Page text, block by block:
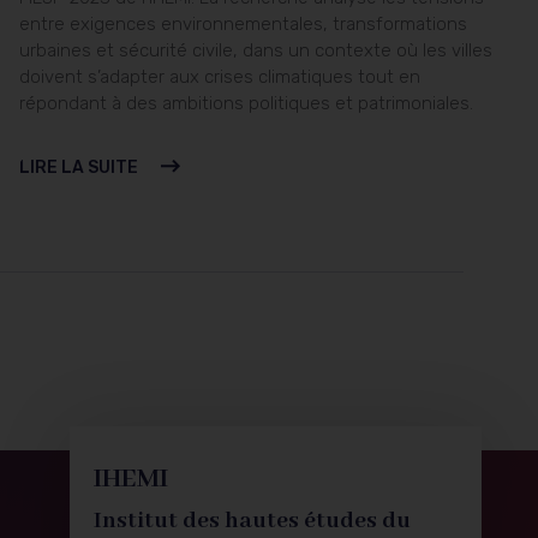
entre exigences environnementales, transformations
urbaines et sécurité civile, dans un contexte où les villes
doivent s’adapter aux crises climatiques tout en
répondant à des ambitions politiques et patrimoniales.
LIRE LA SUITE
IHEMI
Institut des hautes études du